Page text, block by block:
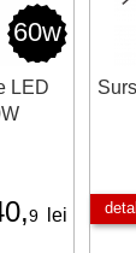
60w
LED
9 lei